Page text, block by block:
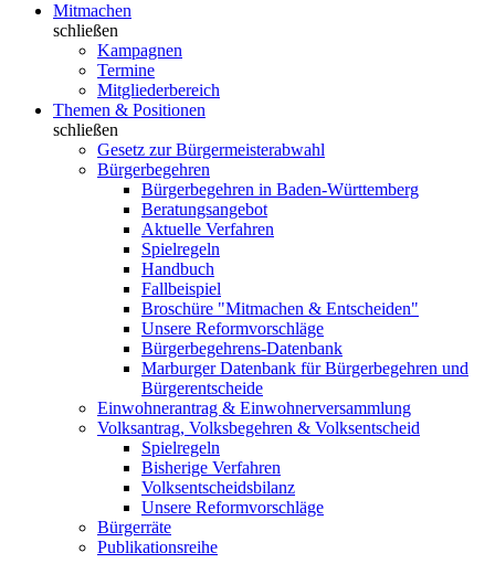
Mitmachen
schließen
Kampagnen
Termine
Mitgliederbereich
Themen & Positionen
schließen
Gesetz zur Bürgermeisterabwahl
Bürgerbegehren
Bürgerbegehren in Baden-Württemberg
Beratungsangebot
Aktuelle Verfahren
Spielregeln
Handbuch
Fallbeispiel
Broschüre "Mitmachen & Entscheiden"
Unsere Reformvorschläge
Bürgerbegehrens-Datenbank
Marburger Datenbank für Bürgerbegehren und
Bürgerentscheide
Einwohnerantrag & Einwohnerversammlung
Volksantrag, Volksbegehren & Volksentscheid
Spielregeln
Bisherige Verfahren
Volksentscheidsbilanz
Unsere Reformvorschläge
Bürgerräte
Publikationsreihe